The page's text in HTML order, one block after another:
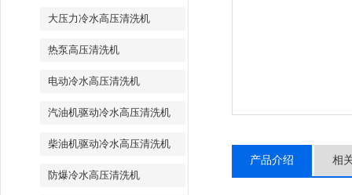
大压力冷水高压清洗机
热泵高压清洗机
电动冷水高压清洗机
汽油机驱动冷水高压清洗机
柴油机驱动冷水高压清洗机
防爆冷水高压清洗机
产品介绍 相